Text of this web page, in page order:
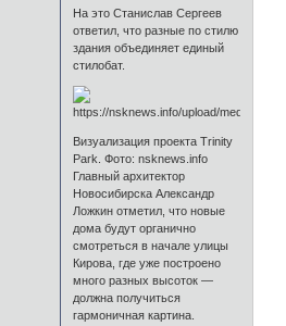
На это Станислав Сергеев
ответил, что разные по стилю
здания объединяет единый
стилобат.
Визуализация проекта Trinity
Park. Фото: nsknews.info
Главный архитектор
Новосибирска Александр
Ложкин отметил, что новые
дома будут органично
смотреться в начале улицы
Кирова, где уже построено
много разных высоток —
должна получиться
гармоничная картина.